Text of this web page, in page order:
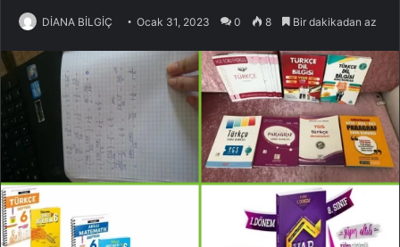
DİANA BİLGİÇ Ocak 31, 2023 0 8 Bir dakikadan az